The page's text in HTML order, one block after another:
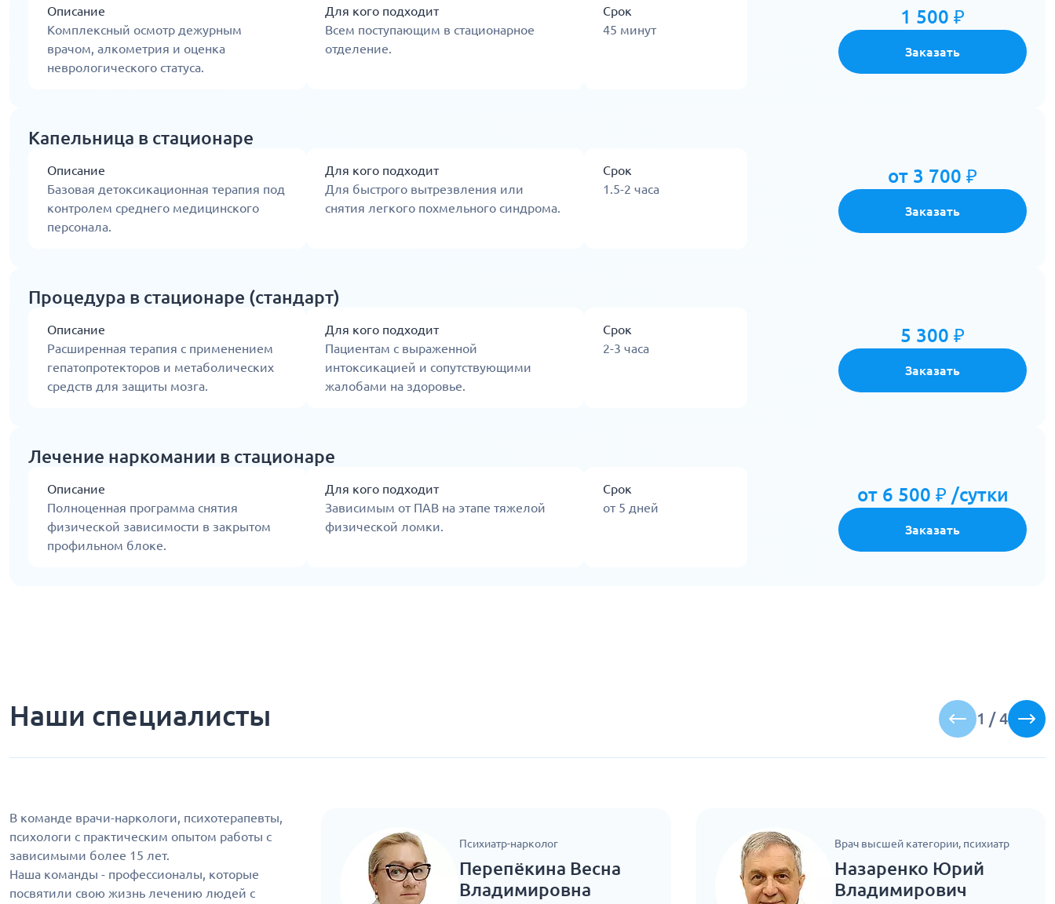
Описание
Комплексный осмотр дежурным
врачом, алкометрия и оценка
неврологического статуса.
Для кого подходит
Всем поступающим в стационарное
отделение.
Срок
45 минут
1 500 ₽
Заказать
Капельница в стационаре
Описание
Базовая детоксикационная терапия под
контролем среднего медицинского
персонала.
Для кого подходит
Для быстрого вытрезвления или
снятия легкого похмельного синдрома.
Срок
1.5-2 часа
от 3 700 ₽
Заказать
Процедура в стационаре (стандарт)
Описание
Расширенная терапия с применением
гепатопротекторов и метаболических
средств для защиты мозга.
Для кого подходит
Пациентам с выраженной
интоксикацией и сопутствующими
жалобами на здоровье.
Срок
2-3 часа
5 300 ₽
Заказать
Лечение наркомании в стационаре
Описание
Полноценная программа снятия
физической зависимости в закрытом
профильном блоке.
Для кого подходит
Зависимым от ПАВ на этапе тяжелой
физической ломки.
Срок
от 5 дней
от 6 500 ₽ /сутки
Заказать
Наши специалисты 1 /4
В команде врачи-наркологи, психотерапевты,
психологи с практическим опытом работы с
зависимыми более 15 лет.
Наша команды - профессионалы, которые
посвятили свою жизнь лечению людей с
Психиатр-нарколог
Перепёкина Весна
Владимировна
Врач высшей категории, психиатр
Назаренко Юрий
Владимирович